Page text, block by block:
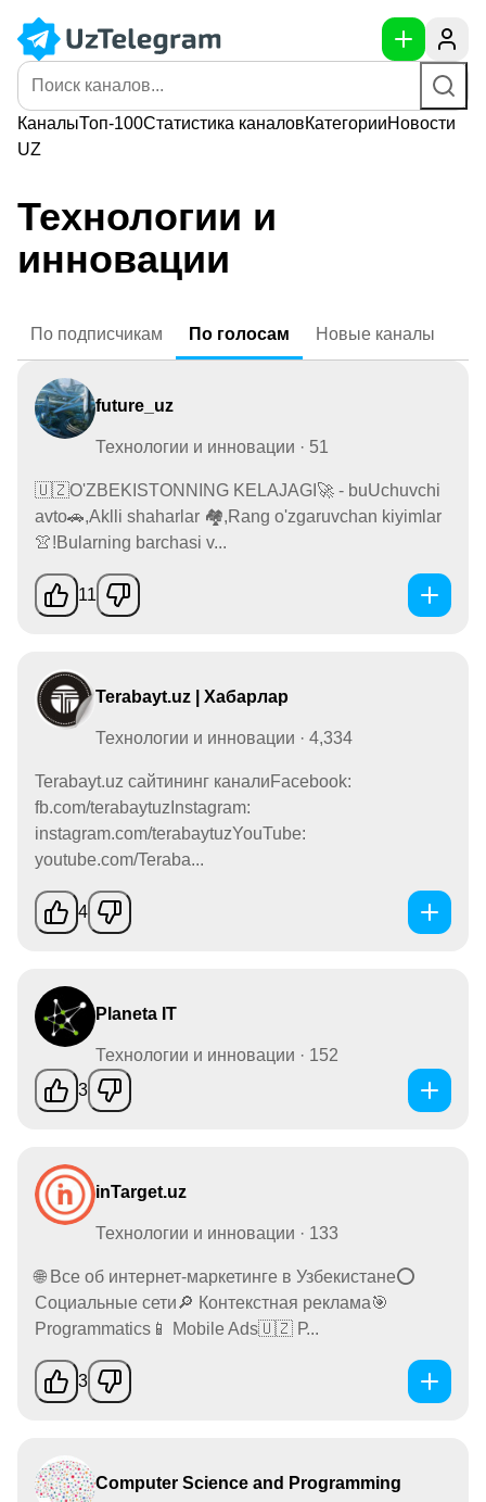
КаналыТоп-100Статистика каналовКатегорииНовости
UZ
Технологии и
инновации
По подписчикам По голосам Новые каналы
future_uz
Технологии и инновации · 51
🇺🇿O'ZBEKISTONNING KELAJAGI🚀 - buUchuvchi
avto🚗,Aklli shaharlar 🏘,Rang o'zgaruvchan kiyimlar
👚!Bularning barchasi v...
11
Terabayt.uz | Хабарлар
Технологии и инновации · 4,334
Terabayt.uz сайтининг каналиFacebook:
fb.com/terabaytuzInstagram:
instagram.com/terabaytuzYouTube:
youtube.com/Teraba...
4
Planeta IT
Технологии и инновации · 152
3
inTarget.uz
Технологии и инновации · 133
🌐 Все об интернет-маркетинге в Узбекистане⭕️
Социальные сети🔎 Контекстная реклама🎯
Programmatics📱 Mobile Ads🇺🇿 Р...
3
Computer Science and Programming